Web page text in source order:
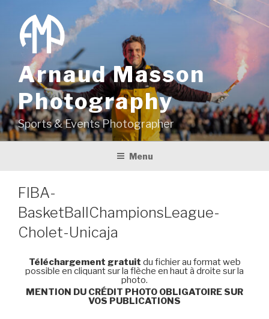
contenu
principal
Arnaud Masson
Photography
Sports & Events Photographer
Menu
FIBA-
BasketBallChampionsLeague-
Cholet-Unicaja
Téléchargement gratuit du fichier au format web
possible en cliquant sur la flèche en haut à droite sur la
photo.
MENTION DU CRÉDIT PHOTO OBLIGATOIRE SUR
VOS PUBLICATIONS